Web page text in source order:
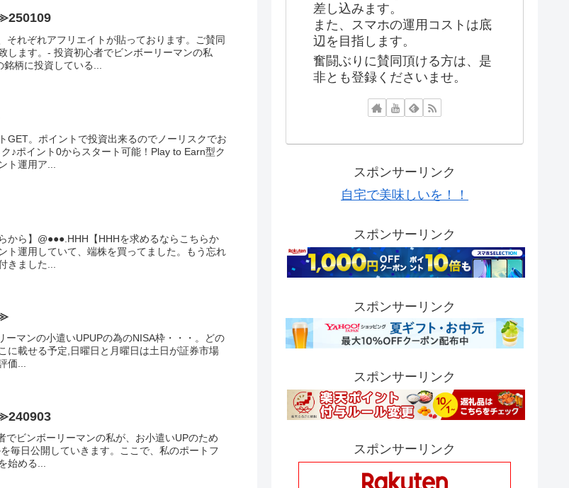
れぞれアフリエイトが貼っております。ご賛同
します。- 投資初心者でビンボーリーマンの私
柄に投資している...
GET。ポイントで投資出来るのでノーリスクでお
♪ポイント0からスタート可能！Play to Earn型ク
ト運用ア...
から】@●●●.HHH【HHHを求めるならこちらか
ト運用していて、端株を買ってました。もう忘れ
きました...
マンの小遣いUPUPの為のNISA枠・・・。どの
に載せる予定,日曜日と月曜日は土日が証券市場
価...
ビンボーリーマンの私が、お小遣いUPのため
毎日公開していきます。ここで、私のポートフ
始める...
差し込みます。
また、スマホの運用コストは底
辺を目指します。
奮闘ぶりに賛同頂ける方は、是
非とも登録くださいませ。
スポンサーリンク
自宅で美味しいを！！
スポンサーリンク
スポンサーリンク
スポンサーリンク
スポンサーリンク